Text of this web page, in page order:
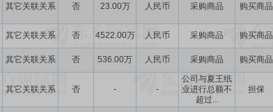
其它关联关系 否 23.00万 人民币 采购商品 购买商品
其它关联关系 否 4522.00万 人民币 采购商品 购买商品
其它关联关系 否 536.00万 人民币 采购商品 购买商品
其它关联关系 否 - -
公司与夏王纸
业进行总额不
超过...
担保